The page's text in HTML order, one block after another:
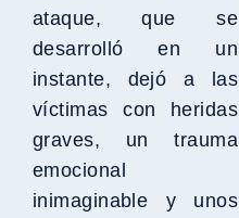
ataque, que se
desarrolló en un
instante, dejó a las
víctimas con heridas
graves, un trauma
emocional
inimaginable y unos